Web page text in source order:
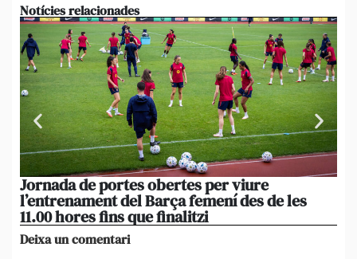
Notícies relacionades
Jornada de portes obertes per viure
l’entrenament del Barça femení des de les
11.00 hores fins que finalitzi
Deixa un comentari